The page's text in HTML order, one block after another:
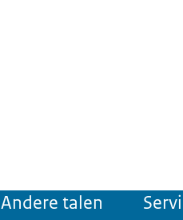
Andere talen